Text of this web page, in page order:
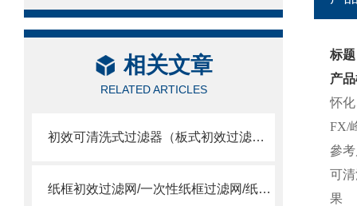
相关文章
RELATED ARTICLES
初效可清洗式过滤器（板式初效过滤网）
纸框初效过滤网/一次性纸框过滤网/纸框过滤网
标
产
怀
FX/
參
可
果